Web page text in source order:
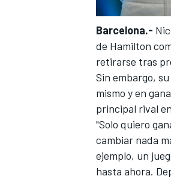
Barcelona.-
de Hamilton
retirarse tras
Sin embargo,
mismo y en
principal rival
"Solo quiero
cambiar nada
ejemplo, un
hasta ahora.